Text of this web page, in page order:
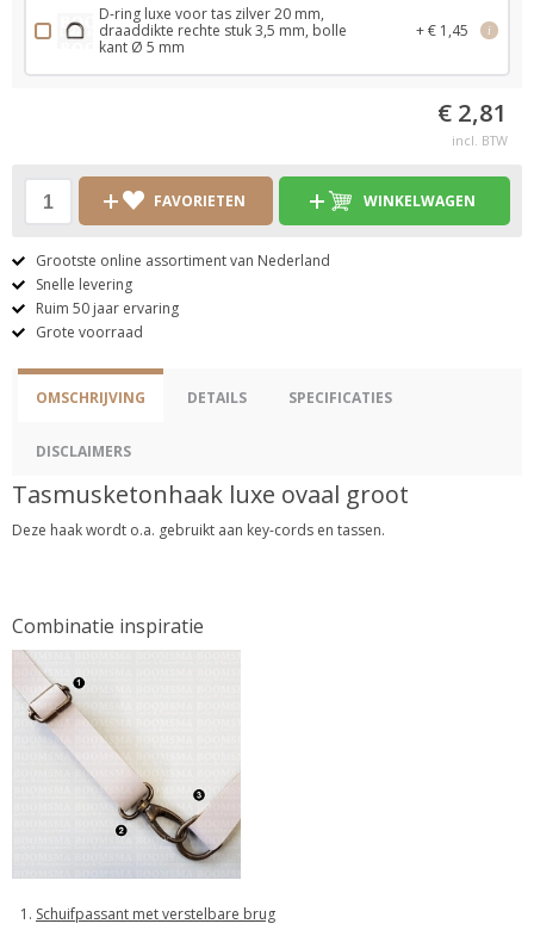
D-ring luxe voor tas zilver 20 mm,
draaddikte rechte stuk 3,5 mm, bolle
kant Ø 5 mm
+ € 1,45 i
€ 2,81
incl. BTW
FAVORIETEN WINKELWAGEN
Grootste online assortiment van Nederland
Snelle levering
Ruim 50 jaar ervaring
Grote voorraad
OMSCHRIJVING DETAILS SPECIFICATIES
DISCLAIMERS
Tasmusketonhaak luxe ovaal groot
Deze haak wordt o.a. gebruikt aan key-cords en tassen.
Combinatie inspiratie
Schuifpassant met verstelbare brug